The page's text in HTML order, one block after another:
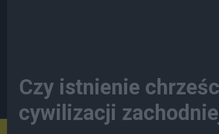
Czy istnienie
cywilizacji